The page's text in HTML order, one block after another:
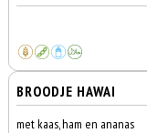
BROODJE HAWAI
met kaas, ham en ananas